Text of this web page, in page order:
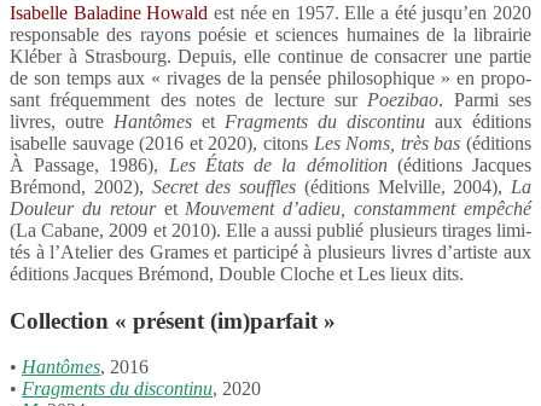
Isabelle Bala­dine Howald est née en 1957. Elle a été jusqu’en 2020
respon­sable des rayons poésie et sciences humaines de la librai­rie
Kléber à Stras­bourg. Depuis, elle conti­nue de consa­crer une partie
de son temps aux « rivages de la pensée philo­so­phique » en propo­
sant fréquem­ment des notes de lecture sur Poezi­bao. Parmi ses
livres, outre Hantômes et Frag­ments du discon­tinu aux éditions
isabelle sauvage (2016 et 2020), citons Les Noms, très bas (éditions
À Passage, 1986), Les États de la démo­li­tion(éditions Jacques
Brémond, 2002), Secret des souffles (éditions Melville, 2004), La
Douleur du retouret Mouve­ment d’adieu, constam­ment empê­ché
(La Cabane, 2009 et 2010). Elle a aussi publié plusieurs tirages limi­
tés à l’Atelier des Grames et parti­cipé à plusieurs livres d’artiste aux
éditions Jacques Brémond, Double Cloche et Les lieux dits.
Collection « présent (im)parfait »
• Hantômes, 2016
• Frag­ments du discon­tinu, 2020